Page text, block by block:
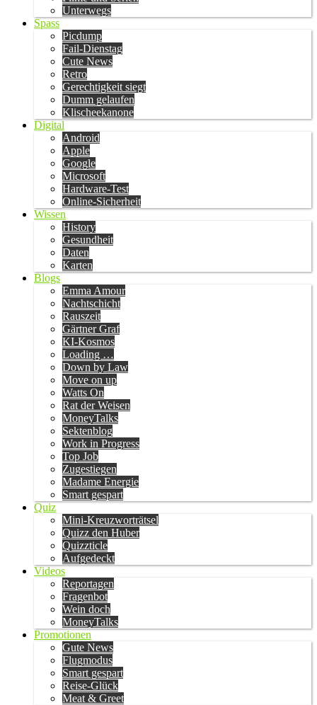
Unterwegs
Spass
Picdump
Fail-Dienstag
Cute News
Retro
Gerechtigkeit siegt
Dumm gelaufen
Klischeekanone
Digital
Android
Apple
Google
Microsoft
Hardware-Test
Online-Sicherheit
Wissen
History
Gesundheit
Daten
Karten
Blogs
Emma Amour
Nachtschicht
Rauszeit
Gärtner Graf
KI-Kosmos
Loading …
Down by Law
Move on up
Watts On
Rat der Weisen
MoneyTalks
Sektenblog
Work in Progress
Top Job
Zugestiegen
Madame Energie
Smart gespart
Quiz
Mini-Kreuzworträtsel
Quizz den Huber
Quizzticle
Aufgedeckt
Videos
Reportagen
Fragenbot
Wein doch
MoneyTalks
Promotionen
Gute News
Flugmodus
Smart gespart
Reise-Glück
Meat & Greet